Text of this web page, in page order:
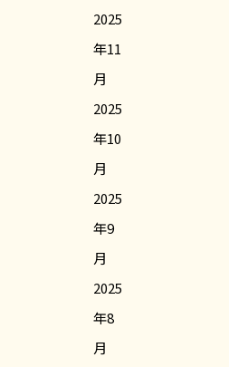
2025
年11
月
2025
年10
月
2025
年9
月
2025
年8
月